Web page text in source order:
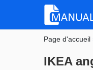
Page d'accueil
IKEA